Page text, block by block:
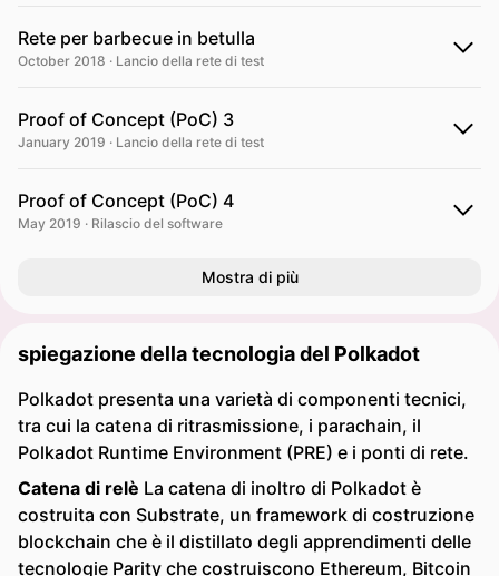
Rete per barbecue in betulla
October 2018 · Lancio della rete di test
Proof of Concept (PoC) 3
January 2019 · Lancio della rete di test
Proof of Concept (PoC) 4
May 2019 · Rilascio del software
Mostra di più
spiegazione della tecnologia del Polkadot
Polkadot presenta una varietà di componenti tecnici,
tra cui la catena di ritrasmissione, i parachain, il
Polkadot Runtime Environment (PRE) e i ponti di rete.
Catena di relè La catena di inoltro di Polkadot è
costruita con Substrate, un framework di costruzione
blockchain che è il distillato degli apprendimenti delle
tecnologie Parity che costruiscono Ethereum, Bitcoin